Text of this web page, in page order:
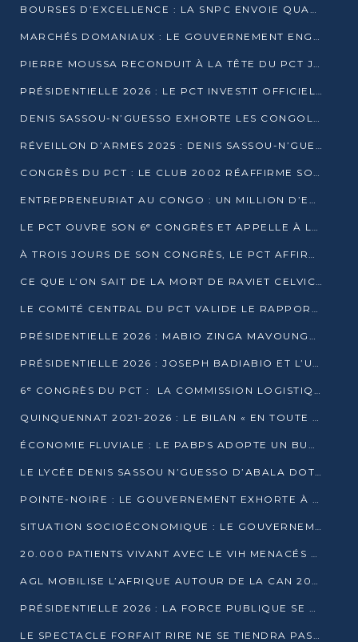
BOURSES D’EXCELLENCE : LA SNPC ENVOIE QUATRE NOUVEAUX TALENTS CONGOLAIS SE FORMER À BAKOU
MARCHÉS DOMANIAUX : LE GOUVERNEMENT ENGAGE LA STRUCTURATION DES TAXES D’ASSAINISSEMENT
PIERRE MOUSSA RECONDUIT À LA TÊTE DU PCT JUSQU’EN 2031
PRÉSIDENTIELLE 2026 : LE PCT INVESTIT OFFICIELLEMENT DENIS SASSOU NGUESSO
DENIS SASSOU-N’GUESSO EXHORTE LES CONGOLAIS À L’UNITÉ ET AU FAIR-PLAY DÉMOCRATIQUE EN 2026
RÉVEILLON D’ARMES 2025 : DENIS SASSOU-N’GUESSO GARANTIT DES ÉLECTIONS 2026 PAISIBLES ET SÉCURISÉES
CONGRÈS DU PCT : LE CLUB 2002 RÉAFFIRME SON SOUTIEN À DENIS SASSOU-N’GUESSO POUR 2026
ENTREPRENEURIAT AU CONGO : UN MILLION D’EUROS POUR FINANCER LES STARTUPS DÈS 2026
LE PCT OUVRE SON 6ᵉ CONGRÈS ET APPELLE À LA CANDIDATURE DE DENIS SASSOU NGUESSO
À TROIS JOURS DE SON CONGRÈS, LE PCT AFFIRME AVOIR ATTEINT TOUS SES OBJECTIFS
CE QUE L’ON SAIT DE LA MORT DE RAVIET CELVIC N’TSIANTSIE
LE COMITÉ CENTRAL DU PCT VALIDE LE RAPPORT DU CONGRÈS ET SOUTIENT DENIS SASSOU N’GUESSO
PRÉSIDENTIELLE 2026 : MABIO ZINGA MAVOUNGOU DÉCLARE SA CANDIDATURE ET CHARGE LE BILAN DU PCT
PRÉSIDENTIELLE 2026 : JOSEPH BADIABIO ET L’UDH-YUKI JOUENT LA PRUDENCE
6ᵉ CONGRÈS DU PCT : LA COMMISSION LOGISTIQUE ASSURE LA DISTRIBUTION DES KITS
QUINQUENNAT 2021-2026 : LE BILAN « EN TOUTE TRANSPARENCE » PRÉSENTÉ À LA PRESSE
ÉCONOMIE FLUVIALE : LE PABPS ADOPTE UN BUDGET 2026 DE PLUS DE 2,7 MILLIARDS FCFA
LE LYCÉE DENIS SASSOU N’GUESSO D’ABALA DOTÉ D’UNE SALLE MULTIMÉDIA
POINTE-NOIRE : LE GOUVERNEMENT EXHORTE À UN USAGE RESPONSABLE DU NOUVEAU MATÉRIEL MUNICIPAL
SITUATION SOCIOÉCONOMIQUE : LE GOUVERNEMENT INTERPELLÉ DEVANT LE SÉNAT
20.000 PATIENTS VIVANT AVEC LE VIH MENACÉS D’ARRÊT DE TRAITEMENT
AGL MOBILISE L’AFRIQUE AUTOUR DE LA CAN 2025
PRÉSIDENTIELLE 2026 : LA FORCE PUBLIQUE SE PRÉPARE À SÉCURISER LE SCRUTIN
LE SPECTACLE FORFAIT RIRE NE SE TIENDRA PAS LE 1ER JANVIER